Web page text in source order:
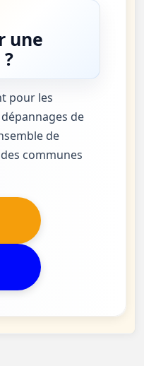
une
pour les
de
de
communes